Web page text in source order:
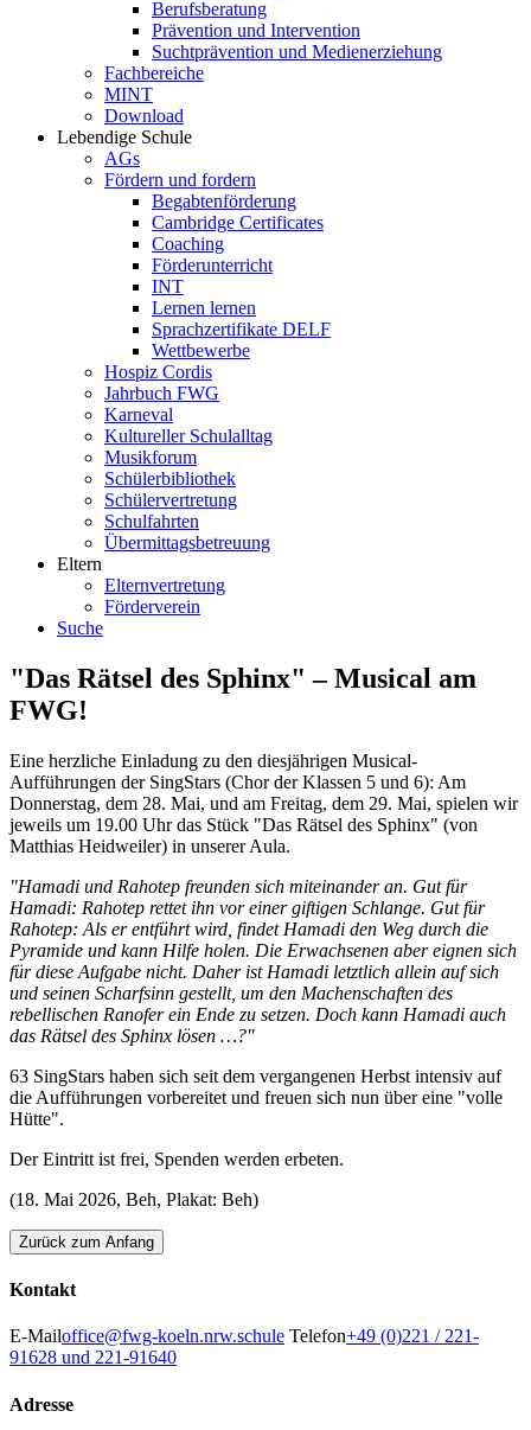
Berufsberatung
Prävention und Intervention
Suchtprävention und Medienerziehung
Fachbereiche
MINT
Download
Lebendige Schule
AGs
Fördern und fordern
Begabtenförderung
Cambridge Certificates
Coaching
Förderunterricht
INT
Lernen lernen
Sprachzertifikate DELF
Wettbewerbe
Hospiz Cordis
Jahrbuch FWG
Karneval
Kultureller Schulalltag
Musikforum
Schülerbibliothek
Schülervertretung
Schulfahrten
Übermittagsbetreuung
Eltern
Elternvertretung
Förderverein
Suche
"Das Rätsel des Sphinx" – Musical am
FWG!
Eine herzliche Einladung zu den diesjährigen Musical-
Aufführungen der SingStars (Chor der Klassen 5 und 6): Am
Donnerstag, dem 28. Mai, und am Freitag, dem 29. Mai, spielen wir
jeweils um 19.00 Uhr das Stück "Das Rätsel des Sphinx" (von
Matthias Heidweiler) in unserer Aula.
"Hamadi und Rahotep freunden sich miteinander an. Gut für
Hamadi: Rahotep rettet ihn vor einer giftigen Schlange. Gut für
Rahotep: Als er entführt wird, findet Hamadi den Weg durch die
Pyramide und kann Hilfe holen. Die Erwachsenen aber eignen sich
für diese Aufgabe nicht. Daher ist Hamadi letztlich allein auf sich
und seinen Scharfsinn gestellt, um den Machenschaften des
rebellischen Ranofer ein Ende zu setzen. Doch kann Hamadi auch
das Rätsel des Sphinx lösen …?"
63 SingStars haben sich seit dem vergangenen Herbst intensiv auf
die Aufführungen vorbereitet und freuen sich nun über eine "volle
Hütte".
Der Eintritt ist frei, Spenden werden erbeten.
(18. Mai 2026, Beh, Plakat: Beh)
Zurück zum Anfang
Kontakt
E-Mailoffice@fwg-koeln.nrw.schule Telefon+49 (0)221 / 221-
91628 und 221-91640
Adresse